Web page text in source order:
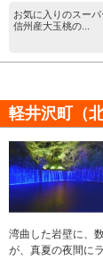
お気に入りのスー
信州産大玉桃の...
軽井沢町（
湾曲した岩壁に、
が、真夏の夜間に